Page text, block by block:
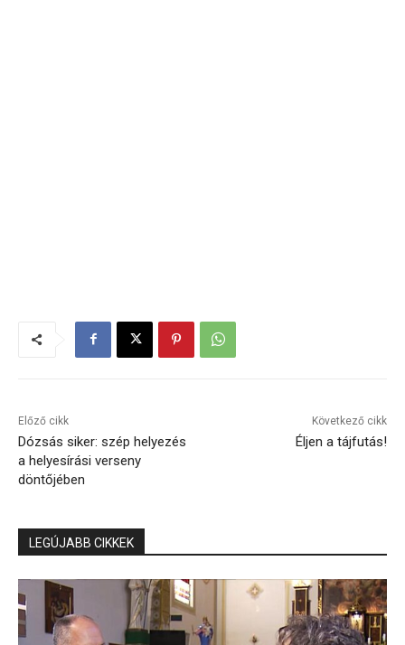
Előző cikk
Dózsás siker: szép helyezés
a helyesírási verseny
döntőjében
Következő cikk
Éljen a tájfutás!
LEGÚJABB CIKKEK